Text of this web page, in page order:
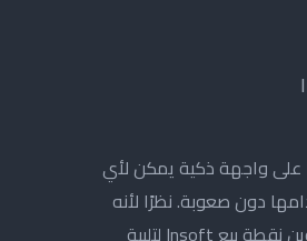
تعتمد نقاط البيع Insoft على واجهة ذكية يمكن لأي
دون صعوبة. نظرًا لأنه